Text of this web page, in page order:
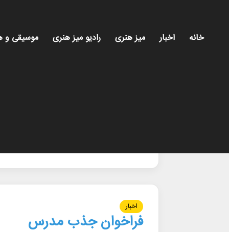
خانه اخبار میز هنری رادیو میز هنری موسیقی و
اخبار
فراخوان جذب مدرس